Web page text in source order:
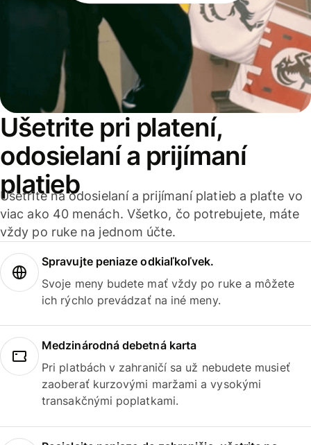
Ušetrite pri platení,
odosielaní a prijímaní
platieb
Ušetrite na odosielaní a prijímaní platieb a plaťte vo
viac ako 40 menách. Všetko, čo potrebujete, máte
vždy po ruke na jednom účte.
Spravujte peniaze odkiaľkoľvek.
Svoje meny budete mať vždy po ruke a môžete
ich rýchlo prevádzať na iné meny.
Medzinárodná debetná karta
Pri platbách v zahraničí sa už nebudete musieť
zaoberať kurzovými maržami a vysokými
transakčnými poplatkami.